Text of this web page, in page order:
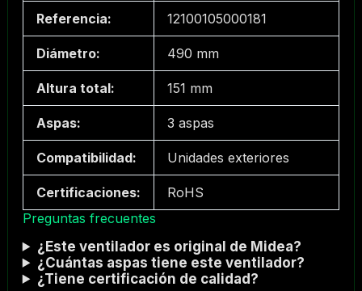
Referencia: 12100105000181
Diámetro: 490 mm
Altura total: 151 mm
Aspas: 3 aspas
Compatibilidad: Unidades exteriores
Certificaciones:
RoHS
Preguntas frecuentes
¿Este ventilador es original de Midea?
¿Cuántas aspas tiene este ventilador?
¿Tiene certificación de calidad?